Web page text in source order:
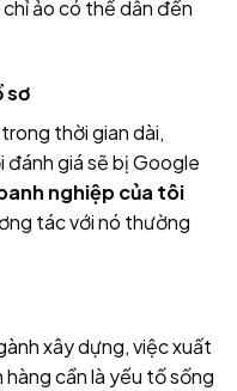
ảo có thể dẫn đến
sơ
thời gian dài,
đánh giá sẽ bị Google
nghiệp của tôi
tác với nó thường
xây dựng, việc xuất
hàng cần là yếu tố sống